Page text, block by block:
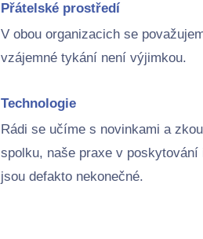
Přátelské prostředí
V obou organizacich se
vzájemné tykání není výjimkou.
Technologie
Rádi se učíme s novinkami a
spolku, naše praxe v poskytování
jsou defakto nekonečné.